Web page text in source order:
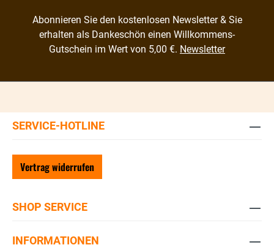
Abonnieren Sie den kostenlosen Newsletter & Sie
erhalten als Dankeschön einen Willkommens-
Gutschein im Wert von 5,00 €. Newsletter
SERVICE-HOTLINE
Vertrag widerrufen
SHOP SERVICE
INFORMATIONEN